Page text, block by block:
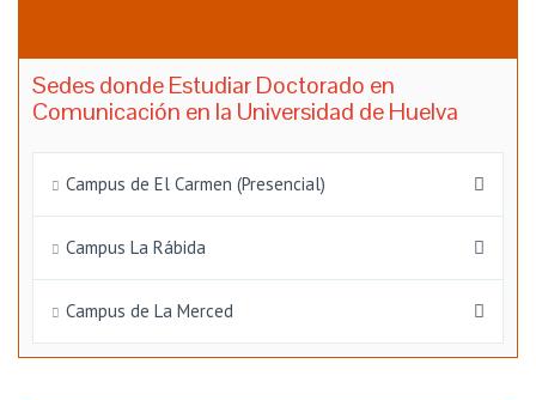
Sedes donde Estudiar Doctorado en
Comunicación en la Universidad de Huelva
Campus de El Carmen (Presencial)
Campus La Rábida
Campus de La Merced